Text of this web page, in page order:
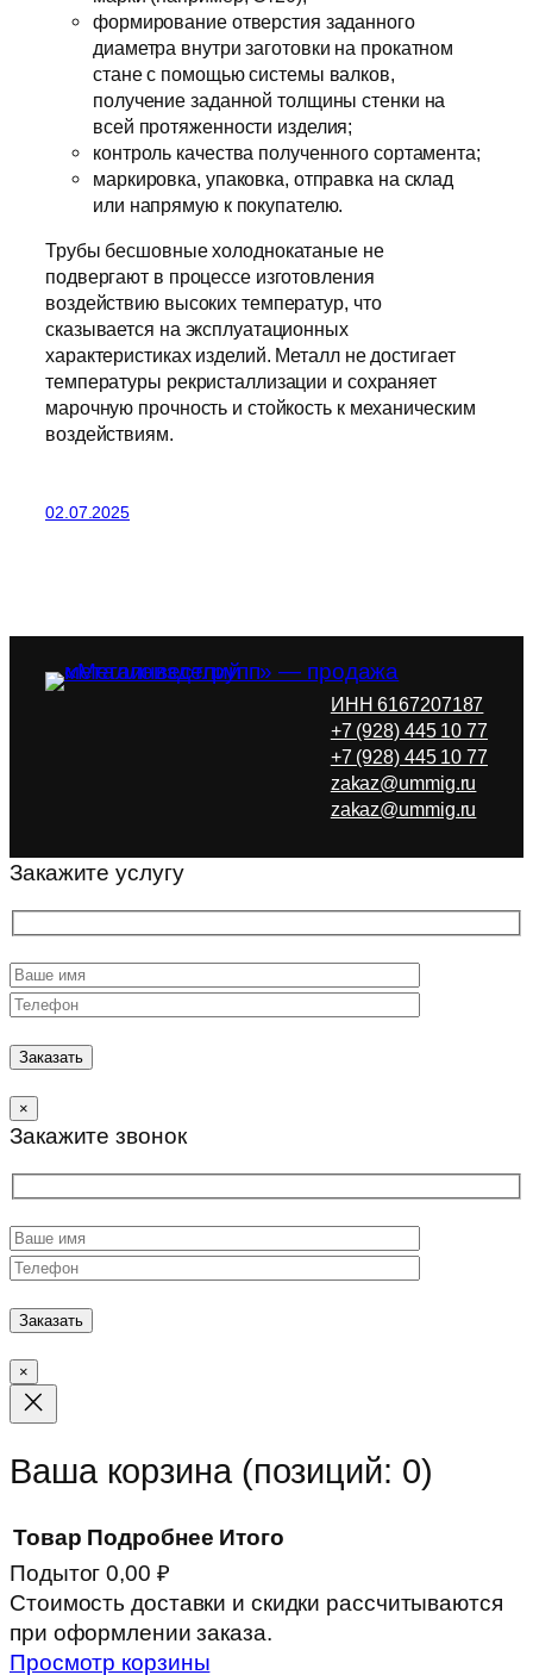
формирование отверстия заданного
диаметра внутри заготовки на прокатном
стане с помощью системы валков,
получение заданной толщины стенки на
всей протяженности изделия;
контроль качества полученного сортамента;
маркировка, упаковка, отправка на склад
или напрямую к покупателю.
Трубы бесшовные холоднокатаные не
подвергают в процессе изготовления
воздействию высоких температур, что
сказывается на эксплуатационных
характеристиках изделий. Металл не достигает
температуры рекристаллизации и сохраняет
марочную прочность и стойкость к механическим
воздействиям.
02.07.2025
ИНН 6167207187
+7 (928) 445 10 77
+7 (928) 445 10 77
zakaz@ummig.ru
zakaz@ummig.ru
Закажите услугу
×
Закажите звонок
×
Ваша корзина (позиций: 0)
Товары
в
Товар Подробнее Итого
Подытог0,00 ₽
Стоимость доставки и скидки рассчитываются
при оформлении заказа.
Просмотр корзины